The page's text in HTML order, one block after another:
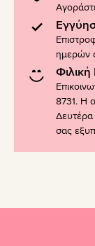
ημερών
8731. Η
σας